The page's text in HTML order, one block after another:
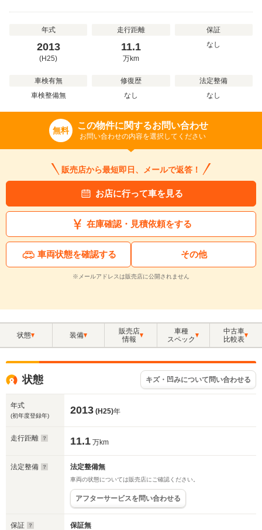
年式
2013
(H25)
走行距離
11.1
万km
保証
なし
車検有無
車検整備無
修復歴
なし
法定整備
なし
無料 この物件に関するお問い合わせ
お問い合わせの内容を選択してください
販売店から最短即日、メールで返答！
お店に行って車を見る
在庫確認・見積依頼をする
車両状態を確認する その他
※メールアドレスは販売店に公開されません
状態 装備
販売店
情報
車種
スペック
中古車
比較表
状態 キズ・凹みについて問い合わせる
年式
(初年度登録年) 2013 (H25)年
走行距離 11.1 万km
法定整備 法定整備無
車両の状態については販売店にご確認ください。
アフターサービスを問い合わせる
保証 保証無